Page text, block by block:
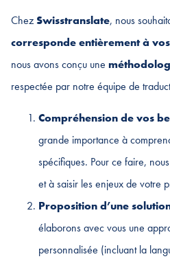
ChezSwisstranslate, nous
corresponde entièrement à
nous avons conçu une
respectée par notre équipe de
Compréhension de vos
grande importance à
spécifiques. Pour ce faire,
et à saisir les enjeux de votre
Proposition d’une
élaborons avec vous une
personnalisée (incluant la